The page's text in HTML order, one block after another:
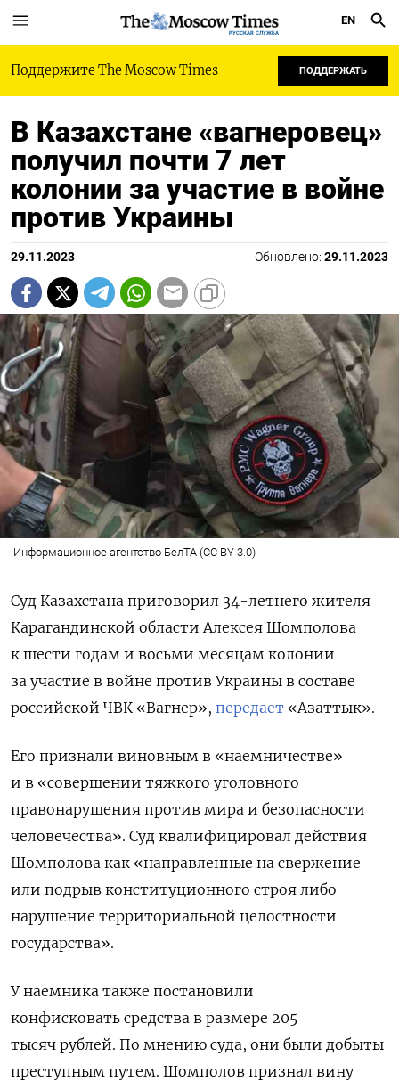
РУССКАЯ СЛУЖБА
EN
Поддержите The Moscow Times ПОДДЕРЖАТЬ
В Казахстане «вагнеровец»
получил почти 7 лет
колонии за участие в войне
против Украины
29.11.2023 Обновлено: 29.11.2023
Информационное агентство БелТА (CC BY 3.0)
Суд Казахстана приговорил 34-летнего жителя
Карагандинской области Алексея Шомполова
к шести годам и восьми месяцам колонии
за участие в войне против Украины в составе
российской ЧВК «Вагнер», передает «Азаттык».
Его признали виновным в «наемничестве»
и в «совершении тяжкого уголовного
правонарушения против мира и безопасности
человечества». Суд квалифицировал действия
Шомполова как «направленные на свержение
или подрыв конституционного строя либо
нарушение территориальной целостности
государства».
У наемника также постановили
конфисковать средства в размере 205
тысяч рублей. По мнению суда, они были добыты
преступным путем. Шомполов признал вину